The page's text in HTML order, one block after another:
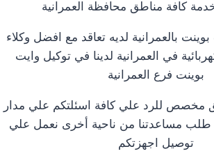
كافة مناطق محافظة العمرانية
بالعمرانية لديه تعاقد مع افضل وكلاء
في العمرانية لدينا في توكيل وايت
بوينت فرع العمرانية
مخصص للرد علي كافة اسئلتكم علي مدار
طلب مساعدتنا من ناحية أخرى نعمل علي
توصيل اجهزتكم